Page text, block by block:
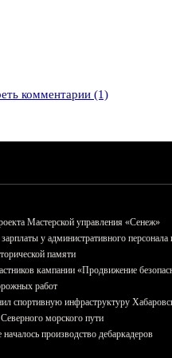
комментарии (1)
Мастерской управления «Сенеж»
у административного персонала
памяти
кампании «Продвижение
работ
спортивную инфраструктуру
морского пути
производство дебаркадеров